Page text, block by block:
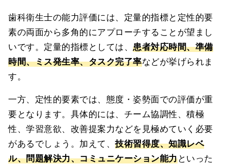
歯科衛生士の能力評価には、定量的指標と定性的要
素の両面から多角的にアプローチすることが望まし
いです。定量的指標としては、患者対応時間、準備
時間、ミス発生率、タスク完了率などが挙げられま
す。
一方、定性的要素では、態度・姿勢面での評価が重
要となります。具体的には、チーム協調性、積極
性、学習意欲、改善提案力などを見極めていく必要
があるでしょう。加えて、技術習得度、知識レベ
ル、問題解決力、コミュニケーション能力といった